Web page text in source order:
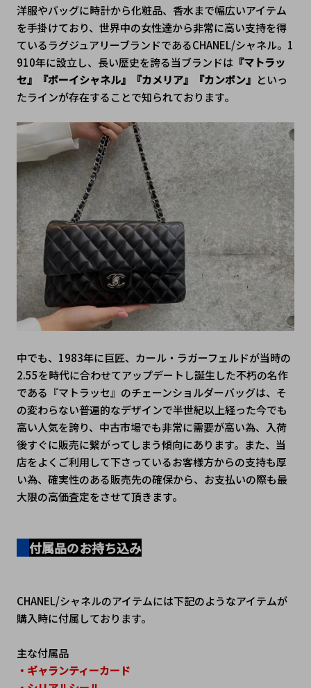
洋服やバッグに時計から化粧品、香水まで幅広いアイテム
を手掛けており、世界中の女性達から非常に高い支持を得
ているラグジュアリーブランドであるCHANEL/シャネル。1
910年に設立し、長い歴史を誇る当ブランドは『マトラッ
セ』『ボーイシャネル』『カメリア』『カンボン』 といっ
たラインが存在することで知られております。
中でも、1983年に巨匠、カール・ラガーフェルドが当時の
2.55を時代に合わせてアップデートし誕生した不朽の名作
である『マトラッセ』のチェーンショルダーバッグは、そ
の変わらない普遍的なデザインで半世紀以上経った今でも
高い人気を誇り、中古市場でも非常に需要が高い為、入荷
後すぐに販売に繋がってしまう傾向にあります。また、当
店をよくご利用して下さっているお客様方からの支持も厚
い為、確実性のある販売先の確保から、お支払いの際も最
大限の高価査定をさせて頂きます。
付属品のお持ち込み
CHANEL/シャネルのアイテムには下記のようなアイテムが
購入時に付属しております。
主な付属品
・ギャランティーカード